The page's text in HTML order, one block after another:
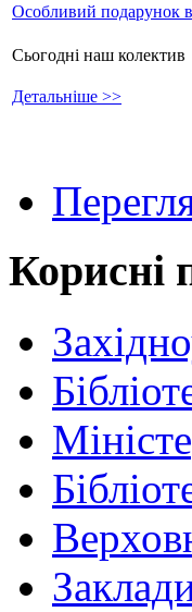
Особливий подарунок
Сьогодні наш колектив
Детальніше >>
Корисні